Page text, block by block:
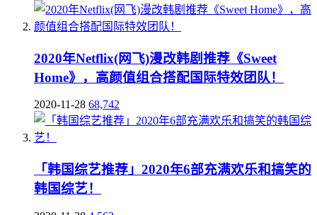
2020年Netflix(网飞)漫改韩剧推荐《Sweet
Home》，高颜值组合搭配国际特效团队！
2020-11-28 68,742
「韩国综艺推荐」2020年6部充满欢乐和搞笑的
韩国综艺！